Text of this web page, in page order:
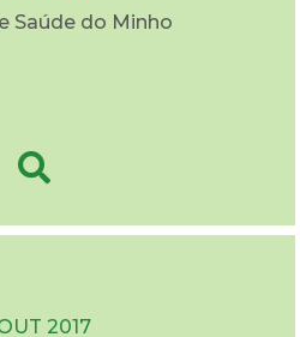
Saúde do Minho
2017